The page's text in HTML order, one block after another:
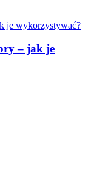
– jak je